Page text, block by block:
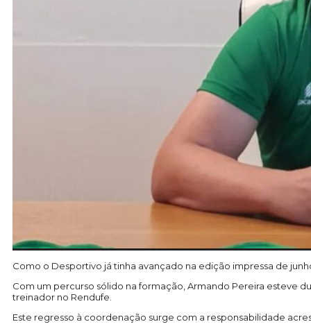
Como o Desportivo já tinha avançado na edição impressa de
Com um percurso sólido na formação, Armando Pereira esteve
treinador no Rendufe.
Este regresso à coordenação surge com a responsabilidade